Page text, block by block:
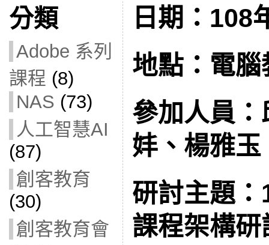
分類
Adobe 系列
課程 (8)
NAS (73)
人工智慧AI
(87)
創客教育
(30)
創客教育會
日期：108
地點：電腦
參加人員
妦、楊雅
研討主題
課程架構研